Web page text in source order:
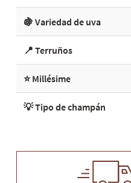
🍇 Variedad de uva
📍 Terruños
⭐ Millésime
💡 Tipo de champán